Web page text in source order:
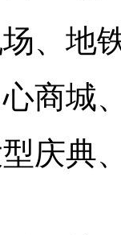
、地
商城
庆典